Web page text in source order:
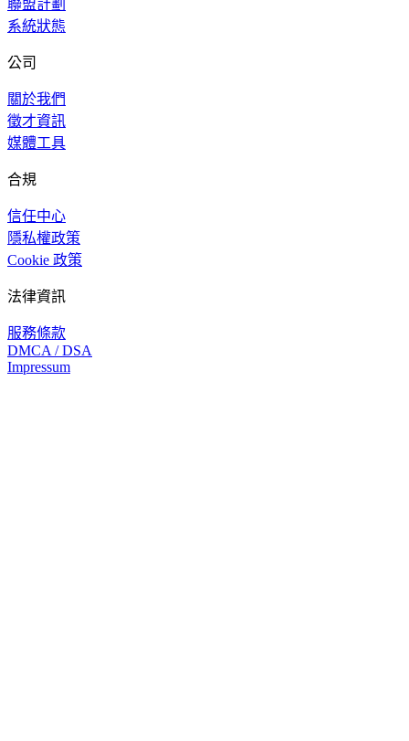
聯盟計劃
系統狀態
公司
關於我們
徵才資訊
媒體工具
合規
信任中心
隱私權政策
Cookie 政策
法律資訊
服務條款
DMCA / DSA
Impressum